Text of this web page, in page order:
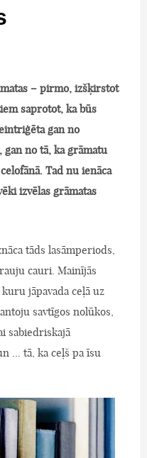
– pirmo, izšķirstot
saprotot, ka būs
gan no
gan no tā, ka grāmatu
Tad nu ienāca
izvēlas grāmatas
tāds lasāmperiods,
cauri. Mainījās
jāpavada ceļā uz
savtīgos nolūkos,
sabiedriskajā
... tā, ka ceļš pa īsu